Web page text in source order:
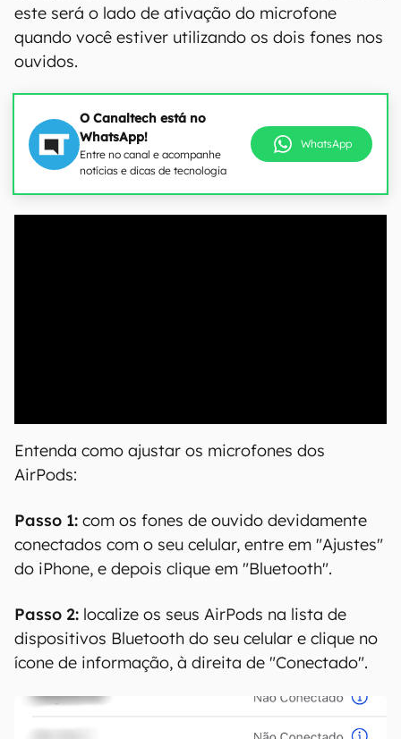
este será o lado de ativação do microfone
quando você estiver utilizando os dois fones nos
ouvidos.
O Canaltech está no
WhatsApp!
Entre no canal e acompanhe
notícias e dicas de tecnologia
WhatsApp
Entenda como ajustar os microfones dos
AirPods:
Passo 1: com os fones de ouvido devidamente
conectados com o seu celular, entre em "Ajustes"
do iPhone, e depois clique em "Bluetooth".
Passo 2: localize os seus AirPods na lista de
dispositivos Bluetooth do seu celular e clique no
ícone de informação, à direita de "Conectado".